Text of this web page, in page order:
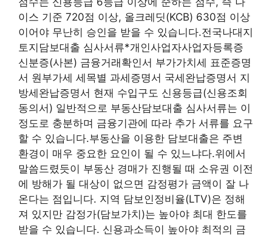
이스 기준 720점 이상, 올크레딧(KCB) 630점 이상
이어야 무난히 승인을 받을 수 있습니다.전국나대지
토지담보대출 심사서류*개인사업자사업자등록증
신분증(사본) 금융거래확인서 부가가치세 표준증명
서 원부가세 세목별 과세증명서 국세완납증명서 지
방세완납증명서 현재 수입구도 신용등급(신용조회
동의서) 일반적으로 부동산담보대출 심사서류는 이
정도로 충분하며 금융기관에 따라 추가 서류를 요구
할 수 있습니다.부동산을 이용한 담보대출은 주변
환경이 매우 중요한 요인이 될 수 있느냐다.위에서
말씀드렸듯이 부동산 경매가 진행될 때 소유권 이전
에 방해가 될 대상이 없으면 감정평가 금액이 잘 나
온다는 점입니다. 지역 담보인정비율(LTV)은 정해
져 있지만 감정가(담보가치)는 높아야 최대 한도를
받을 수 있습니다. 신용과소득이 높아야 최적의 금